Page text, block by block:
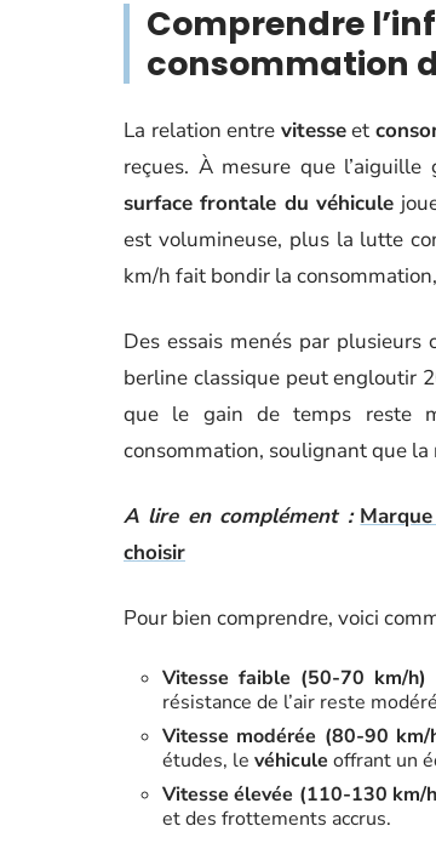
Comprendre
consommation
La relation entre vitesseet
reçues. À mesure que
surface frontale du véhicule
est volumineuse, plus la lutte
km/h fait bondir la
Des essais menés par plusieurs
berline classique peut engloutir
que le gain de temps reste
consommation, soulignant que
A lire en complément :
choisir
Pour bien comprendre, voici
Vitesse faible (50-70 km/h)
résistance de l’air reste
Vitesse modérée (80-90 km/
études, le véhicule offrant un
Vitesse élevée (110-130 km/
et des frottements accrus.